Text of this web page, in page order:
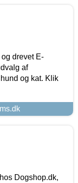
drevet E-
af
og kat. Klik
Dogshop.dk,